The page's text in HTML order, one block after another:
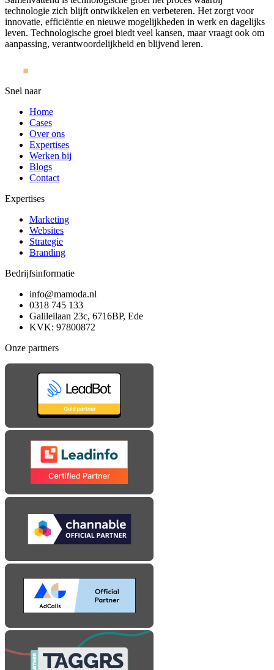
technologie zich blijft ontwikkelen en verbeteren. Het zorgt voor
innovatie, efficiëntie en nieuwe mogelijkheden in werk en dagelijks
leven. Technologische groei biedt veel kansen, maar vraagt ook om
aanpassing, verantwoordelijkheid en blijvend leren.
Snel naar
Home
Cases
Over ons
Expertises
Werken bij
Blogs
Contact
Expertises
Marketing
Websites
Strategie
Branding
Bedrijfsinformatie
info@mamoda.nl
0318 745 133
Galileilaan 23c, 6716BP, Ede
KVK: 97800872
Onze partners